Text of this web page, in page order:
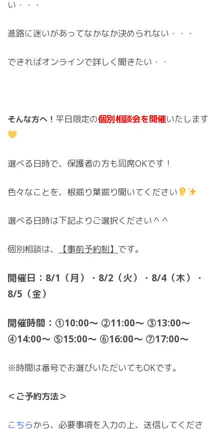
い・・・
進路に迷いがあってなかなか決められない・・・
できればオンラインで詳しく聞きたい・・
そんな方へ！ 平日限定の個別相談会を開催いたします
選べる日時で、保護者の方も同席OKです！
色々なことを、根掘り葉掘り聞いてください
選べる日時は下記よりご選択ください＾＾
個別相談は、 【事前予約制】 です。
開催日：8/1（月）・8/2（火）・8/4（木）・
8/5（金）
開催時間：①10:00～ ②11:00～ ③13:00～
④14:00～ ⑤15:00～ ⑥16:00～ ⑦17:00～
※時間は番号でお選びいただいてもOKです。
＜ご予約方法＞
こちらから、必要事項を入力の上、送信してくださ